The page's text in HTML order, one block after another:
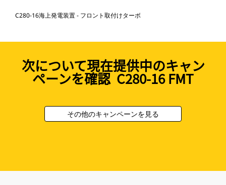
C280-16海上発電装置 - フロント取付けターボ
次について現在提供中のキャン
ペーンを確認 C280-16 FMT
その他のキャンペーンを見る